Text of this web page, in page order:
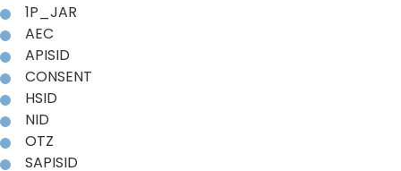
1P_JAR
AEC
APISID
CONSENT
HSID
NID
OTZ
SAPISID